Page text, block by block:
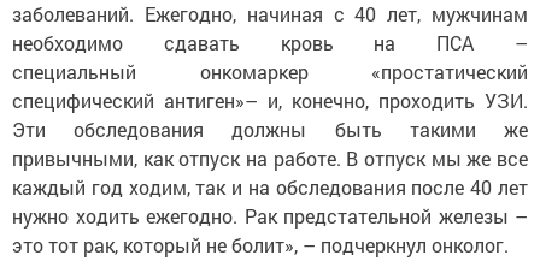
заболеваний. Ежегодно, начиная с 40 лет, мужчинам
необходимо сдавать кровь на ПСА –
специальный онкомаркер «простатический
специфический антиген»– и, конечно, проходить УЗИ.
Эти обследования должны быть такими же
привычными, как отпуск на работе. В отпуск мы же все
каждый год ходим, так и на обследования после 40 лет
нужно ходить ежегодно. Рак предстательной железы –
это тот рак, который не болит», – подчеркнул онколог.